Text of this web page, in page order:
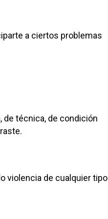
a ciertos problemas
de técnica, de condición
violencia de cualquier tipo